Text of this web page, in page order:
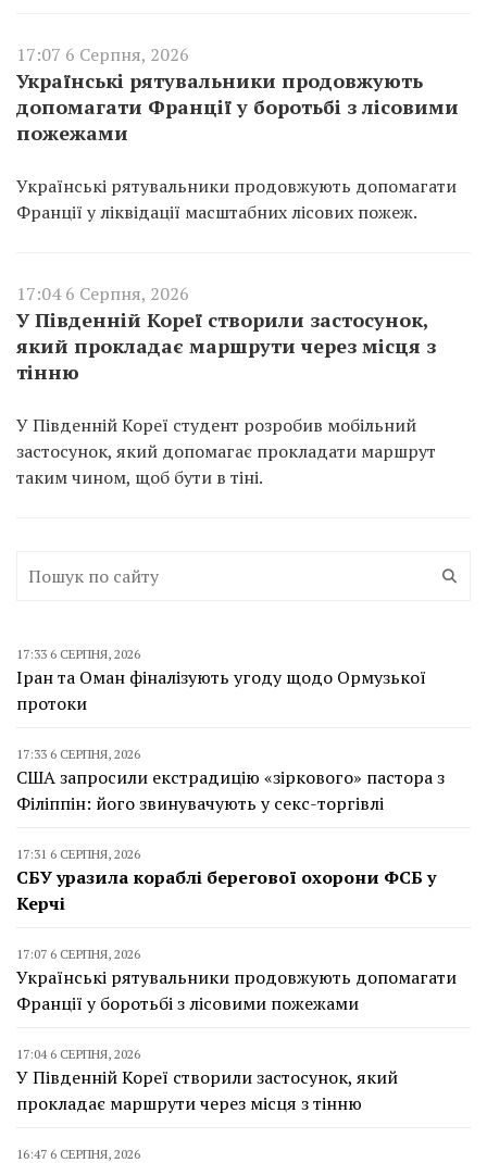
17:07 6 Серпня, 2026
Українські рятувальники продовжують
допомагати Франції у боротьбі з лісовими
пожежами
Українські рятувальники продовжують допомагати
Франції у ліквідації масштабних лісових пожеж.
17:04 6 Серпня, 2026
У Південній Кореї створили застосунок,
який прокладає маршрути через місця з
тінню
У Південній Кореї студент розробив мобільний
застосунок, який допомагає прокладати маршрут
таким чином, щоб бути в тіні.
17:33 6 СЕРПНЯ, 2026
Іран та Оман фіналізують угоду щодо Ормузької
протоки
17:33 6 СЕРПНЯ, 2026
США запросили екстрадицію «зіркового» пастора з
Філіппін: його звинувачують у секс-торгівлі
17:31 6 СЕРПНЯ, 2026
СБУ уразила кораблі берегової охорони ФСБ у
Керчі
17:07 6 СЕРПНЯ, 2026
Українські рятувальники продовжують допомагати
Франції у боротьбі з лісовими пожежами
17:04 6 СЕРПНЯ, 2026
У Південній Кореї створили застосунок, який
прокладає маршрути через місця з тінню
16:47 6 СЕРПНЯ, 2026